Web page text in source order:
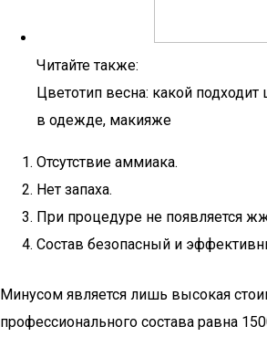
Читайте также:
Цветотип весна: какой подходит
в одежде, макияже
Отсутствие аммиака.
Нет запаха.
При процедуре не появляется
Состав безопасный и
Минусом является лишь высокая
профессионального состава равна